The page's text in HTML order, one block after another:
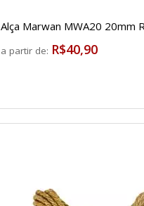
Alça Marwan MWA20 20mm
a partir de: R$40,90